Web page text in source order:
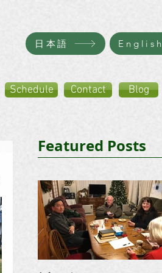
日本語 English
Schedule Contact Blog
Featured Posts